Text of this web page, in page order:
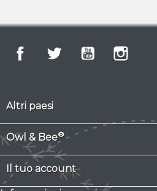
FacebookTwitter YouTube
Altri paesi
Owl & Bee®
Il tuo account